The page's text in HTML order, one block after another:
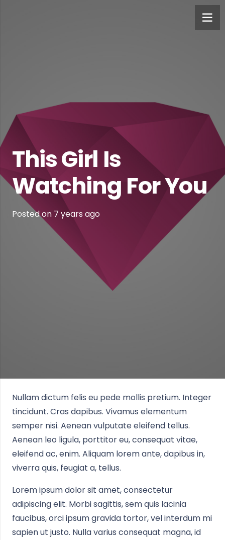
This Girl Is
Watching For You
Posted on 7 years ago
Nullam dictum felis eu pede mollis pretium. Integer
tincidunt. Cras dapibus. Vivamus elementum
semper nisi. Aenean vulputate eleifend tellus.
Aenean leo ligula, porttitor eu, consequat vitae,
eleifend ac, enim. Aliquam lorem ante, dapibus in,
viverra quis, feugiat a, tellus.
Lorem ipsum dolor sit amet, consectetur
adipiscing elit. Morbi sagittis, sem quis lacinia
faucibus, orci ipsum gravida tortor, vel interdum mi
sapien ut justo. Nulla varius consequat magna, id